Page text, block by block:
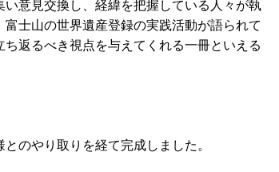
意見交換し、経緯を把握している人々が執
士山の世界遺産登録の実践活動が語られて
返るべき視点を与えてくれる一冊といえる
のやり取りを経て完成しました。